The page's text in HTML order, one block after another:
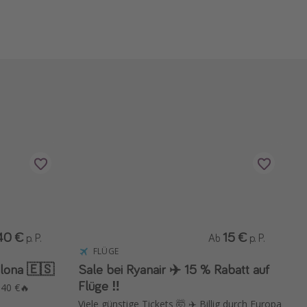
🇪🇸
€🔥
€ p. P.
FLÜGE
Sale bei Ryanair ✈️ 15 % Rabatt auf
Flüge ‼️
Viele günstige Tickets 🤯 ✈️ Billig durch Europa
Ab 15 € p. P.